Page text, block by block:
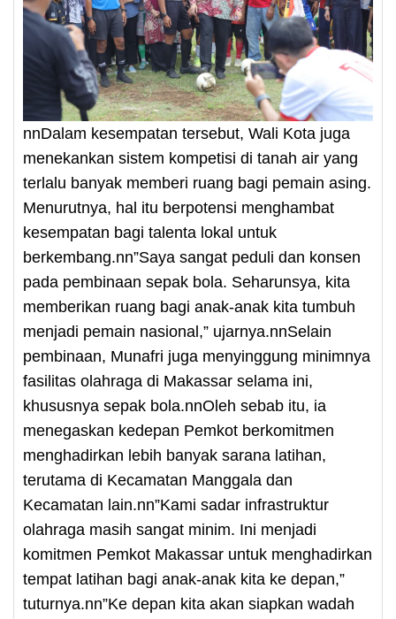
nnDalam kesempatan tersebut, Wali Kota juga
menekankan sistem kompetisi di tanah air yang
terlalu banyak memberi ruang bagi pemain asing.
Menurutnya, hal itu berpotensi menghambat
kesempatan bagi talenta lokal untuk
berkembang.nn”Saya sangat peduli dan konsen
pada pembinaan sepak bola. Seharunsya, kita
memberikan ruang bagi anak-anak kita tumbuh
menjadi pemain nasional,” ujarnya.nnSelain
pembinaan, Munafri juga menyinggung minimnya
fasilitas olahraga di Makassar selama ini,
khususnya sepak bola.nnOleh sebab itu, ia
menegaskan kedepan Pemkot berkomitmen
menghadirkan lebih banyak sarana latihan,
terutama di Kecamatan Manggala dan
Kecamatan lain.nn”Kami sadar infrastruktur
olahraga masih sangat minim. Ini menjadi
komitmen Pemkot Makassar untuk menghadirkan
tempat latihan bagi anak-anak kita ke depan,”
tuturnya.nn”Ke depan kita akan siapkan wadah